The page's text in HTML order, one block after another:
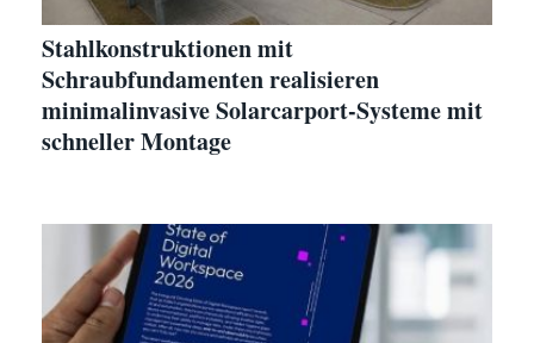
Stahlkonstruktionen mit
Schraubfundamenten realisieren
minimalinvasive Solarcarport-Systeme mit
schneller Montage